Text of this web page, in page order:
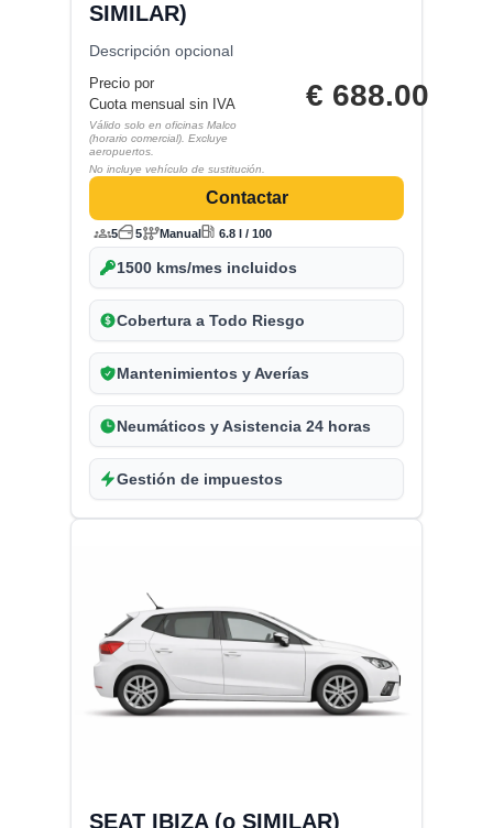
SIMILAR)
Descripción opcional
Precio por
Cuota mensual sin IVA
Válido solo en oficinas Malco
(horario comercial). Excluye
aeropuertos.
No incluye vehículo de sustitución.
€ 688.00
Contactar
5 5 Manual 6.8 l / 100
1500 kms/mes incluidos
Cobertura a Todo Riesgo
Mantenimientos y Averías
Neumáticos y Asistencia 24 horas
Gestión de impuestos
SEAT IBIZA (o SIMILAR)